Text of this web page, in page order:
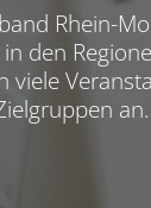
Rhein-
den
viele
an.